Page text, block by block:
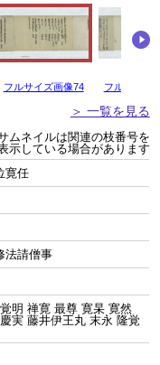
フルサイズ画像74 フルサイズ
＞ 一覧を見る
ムネイルは関連の枝番号を
示している場合があります
寛任
法請僧事
明 禅寛 最尊 寛杲 寛然
実 藤井伊王丸 末永 隆覚